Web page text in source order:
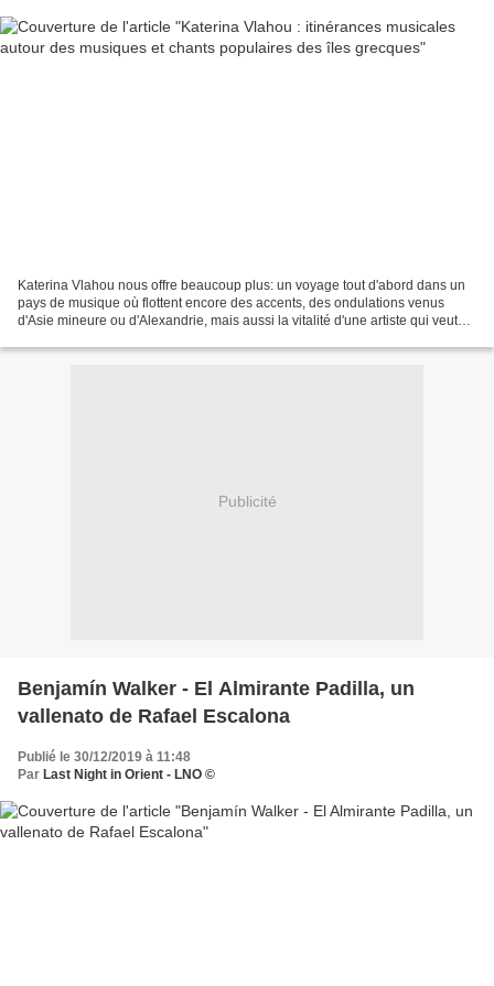
Katerina Vlahou nous offre beaucoup plus: un voyage tout d'abord dans un
pays de musique où flottent encore des accents, des ondulations venus
d'Asie mineure ou d'Alexandrie, mais aussi la vitalité d'une artiste qui veut
Publicité
Benjamín Walker - El Almirante Padilla, un
vallenato de Rafael Escalona
Publié le 30/12/2019 à 11:48
Par Last Night in Orient - LNO ©